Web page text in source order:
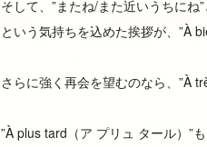
そして、”またね/また近いうちにね
という気持ちを込めた挨拶が、”À
さらに強く再会を望むのなら、”À
”À plus tard（ア プリュ タール）”